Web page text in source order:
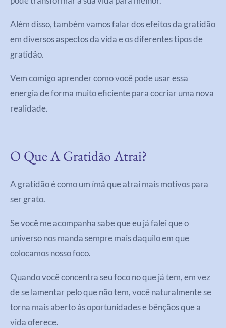
Além disso, também vamos falar dos efeitos da gratidão
em diversos aspectos da vida e os diferentes tipos de
gratidão.
Vem comigo aprender como você pode usar essa
energia de forma muito eficiente para cocriar uma nova
realidade.
O Que A Gratidão Atrai?
A gratidão é como um ímã que atrai mais motivos para
ser grato.
Se você me acompanha sabe que eu já falei que o
universo nos manda sempre mais daquilo em que
colocamos nosso foco.
Quando você concentra seu foco no que já tem, em vez
de se lamentar pelo que não tem, você naturalmente se
torna mais aberto às oportunidades e bênçãos que a
vida oferece.